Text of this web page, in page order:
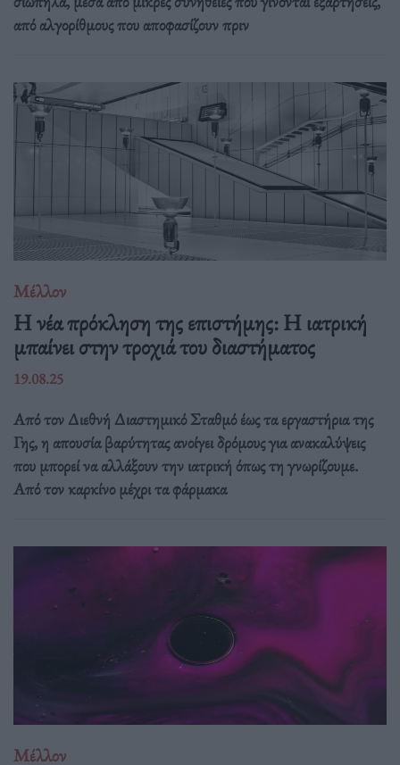
από αλγορίθμους που αποφασίζουν πριν
Μέλλον
Η νέα πρόκληση της επιστήμης: Η ιατρική
μπαίνει στην τροχιά του διαστήματος
19.08.25
Από τον Διεθνή Διαστημικό Σταθμό έως τα εργαστήρια της
Γης, η απουσία βαρύτητας ανοίγει δρόμους για ανακαλύψεις
που μπορεί να αλλάξουν την ιατρική όπως τη γνωρίζουμε.
Από τον καρκίνο μέχρι τα φάρμακα
Μέλλον